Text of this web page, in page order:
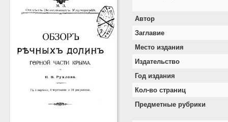
Автор
Заглавие
Место издания
Издательство
Год издания
Кол-во страниц
Предметные рубрики